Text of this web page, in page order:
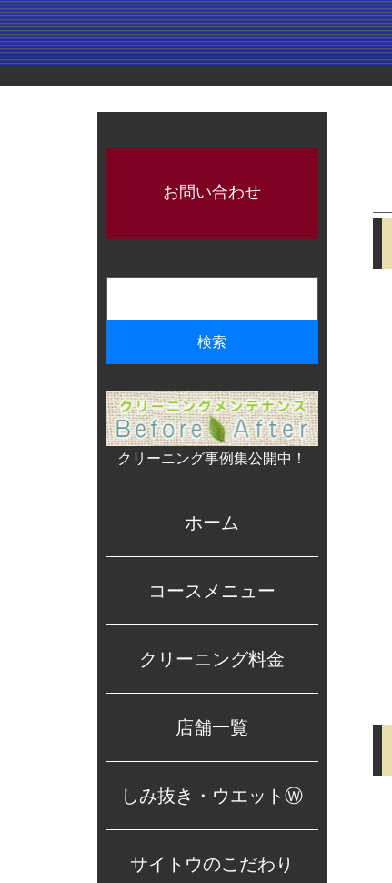
お問い合わせ
クリーニング事例集公開中！
ホーム
コースメニュー
クリーニング料金
店舗一覧
しみ抜き・ウエットⓌ
サイトウのこだわり